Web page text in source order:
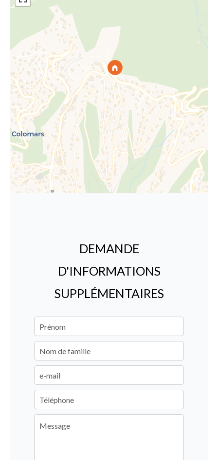
DEMANDE
D'INFORMATIONS
SUPPLÉMENTAIRES